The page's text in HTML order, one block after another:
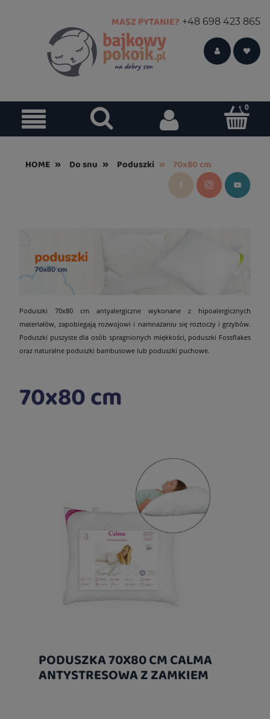
MASZ PYTANIE? +48 698 423 865
HOME » Do snu » Poduszki » 70x80 cm
Poduszki 70x80 cm antyalergiczne wykonane z hipoalergicznych
materiałów, zapobiegają rozwojowi i namnażaniu się roztoczy i grzybów.
Poduszki puszyste dla osób spragnionych miękkości, poduszki Fossflakes
oraz naturalne poduszki bambusowe lub poduszki puchowe.
70x80 cm
PODUSZKA 70X80 CM CALMA
ANTYSTRESOWA Z ZAMKIEM